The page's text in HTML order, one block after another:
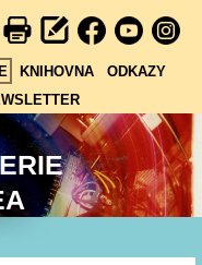
KNIHOVNA
ODKAZY